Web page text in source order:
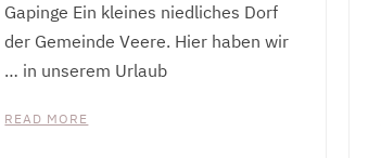
Gapinge Ein kleines niedliches Dorf
der Gemeinde Veere. Hier haben wir
… in unserem Urlaub
READ MORE